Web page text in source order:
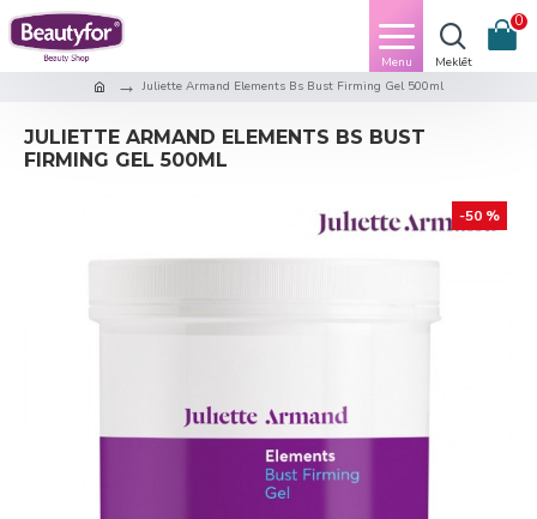
0
Juliette Armand Elements Bs Bust Firming Gel 500ml
JULIETTE ARMAND ELEMENTS BS BUST
FIRMING GEL 500ML
-50 %